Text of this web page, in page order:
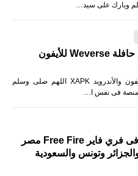
وبارك على سيد…
تحميل تطبيق فوق حافلة Weverse للأيفون
تحميل تطبيق فوق حافلة Weverse للأيفون والأندرويد XAPK اللهم صلى وسلم
فى نفس ا…
اكواد اعلام الدول فى فري فاير Free Fire مصر
وتونس والسعودية